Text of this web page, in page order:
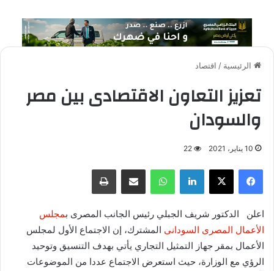
الرئيسية / اقتصاد
تعزيز التعاون الاقتصادى بين مصر
والسودان
10 يناير، 2021 22
فيسبوك X لينكدإن واتساب مشاركة عبر البريد طباعة
اعلن الدكتور شريف الجبلي رئيس الجانب المصرى بمجلس
الأعمال المصرى السودانى المشترك، إن الاجتماع الأول لمجلس
الأعمال بمقر جهاز التمثيل التجاري يأتي بهدف التنسيق وتوحيد
الرؤي مع الوزارة، حيث استعرض الاجتماع عددا من الموضوعات